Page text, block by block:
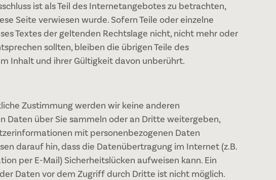
ist als Teil des Internetangebotes zu betrachten,
Seite verwiesen wurde. Sofern Teile oder einzelne
Textes der geltenden Rechtslage nicht, nicht mehr oder
sollten, bleiben die übrigen Teile des
Inhalt und ihrer Gültigkeit davon unberührt.
Zustimmung werden wir keine anderen
Daten über Sie sammeln oder an Dritte weitergeben,
mit personenbezogenen Daten
darauf hin, dass die Datenübertragung im Internet (z.B.
per E-Mail) Sicherheitslücken aufweisen kann. Ein
Daten vor dem Zugriff durch Dritte ist nicht möglich.